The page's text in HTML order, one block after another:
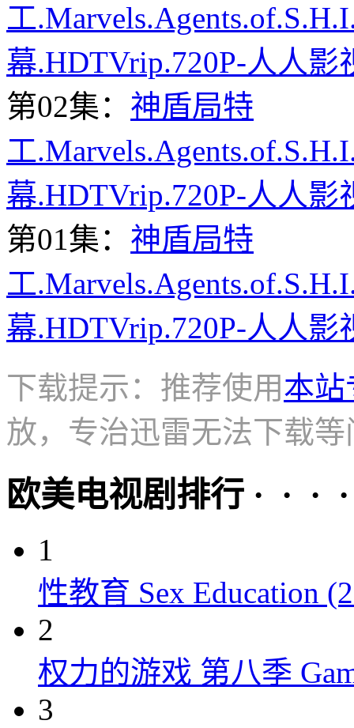
工
幕.HDTVrip.720P-人人影
第02集： 神盾局特
工
幕.HDTVrip.720P-人人影
第01集： 神盾局特
工
幕.HDTVrip.720P-人人影
下载提示：推荐使用本站
放，专治迅雷无法下载等
欧美电视剧排行 · · ·
1
性教育 Sex Education
2
权力的游戏 第八季
3